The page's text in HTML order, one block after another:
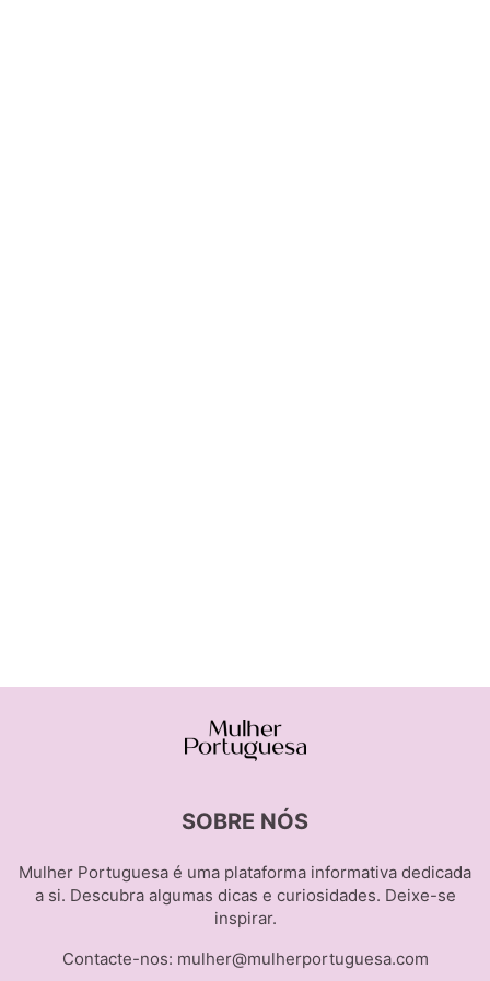
SOBRE NÓS
Mulher Portuguesa é uma plataforma informativa dedicada
a si. Descubra algumas dicas e curiosidades. Deixe-se
inspirar.
Contacte-nos: mulher@mulherportuguesa.com